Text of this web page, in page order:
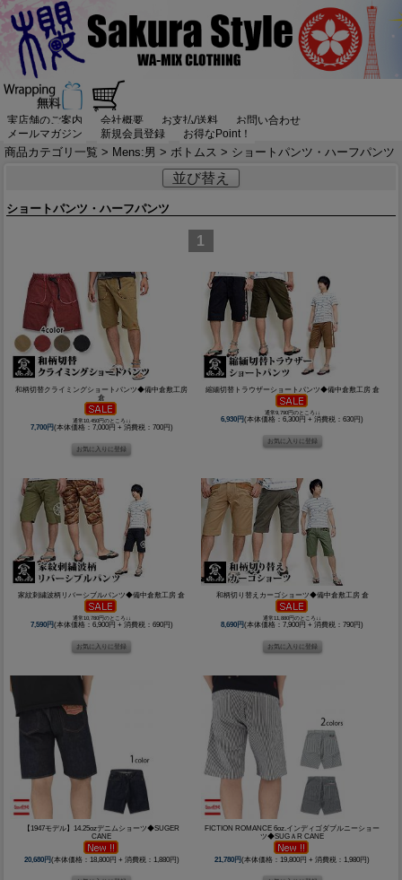
実店舗のご案内 会社概要 お支払/送料
お問い合わせ
メールマガジン
新規会員登録 お得なPoint！
商品カテゴリ一覧 > Mens:男 > ボトムス > ショートパンツ・ハーフパンツ
並び替え
ショートパンツ・ハーフパンツ
1
和柄切替クライミングショートパンツ◆備中倉敷工房
倉
通常10,450円のところ↓↓
7,700円(本体価格：7,000円 + 消費税：700円)
縮緬切替トラウザーショートパンツ◆備中倉敷工房 倉
通常9,790円のところ↓↓
6,930円(本体価格：6,300円 + 消費税：630円)
家紋刺繍波柄リバーシブルパンツ◆備中倉敷工房 倉
通常10,780円のところ↓↓
7,590円(本体価格：6,900円 + 消費税：690円)
和柄切り替えカーゴショーツ◆備中倉敷工房 倉
通常11,880円のところ↓↓
8,690円(本体価格：7,900円 + 消費税：790円)
【1947モデル】14.25ozデニムショーツ◆SUGER
CANE
20,680円(本体価格：18,800円 + 消費税：1,880円)
FICTION ROMANCE 6oz.インディゴダブルニーショー
ツ◆SUGＡR CANE
21,780円(本体価格：19,800円 + 消費税：1,980円)